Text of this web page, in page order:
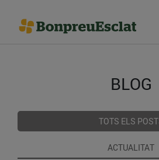
BLOG
TOTS ELS
ACTUALITAT